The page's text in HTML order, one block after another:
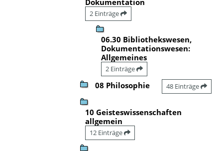
2 Einträge
06.30 Bibliothekswesen,
Dokumentationswesen:
Allgemeines
2 Einträge
08 Philosophie 48 Einträge
10 Geisteswissenschaften
allgemein
12 Einträge